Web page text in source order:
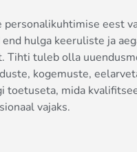
eest
hulga keeruliste ja
Tihti tuleb olla
kogemuste,
toetuseta, mida
vajaks.